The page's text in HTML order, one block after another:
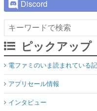
ピックアップ
電ファミのいま読まれている記
アプリセール情報
インタビュー
連載・特集一